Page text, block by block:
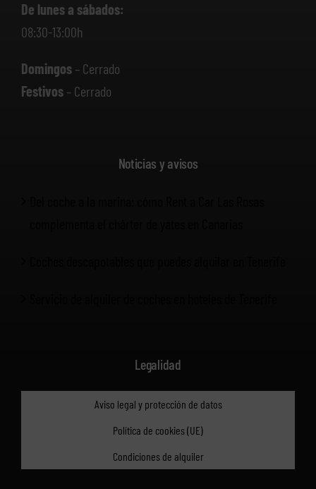
De lunes a sábados:
08:30-13:00h
Domingos– Cerrado
Festivos– Cerrado
Noticias y avisos
Legalidad
Aviso legal y protección de datos
Política de cookies (UE)
Condiciones de alquiler